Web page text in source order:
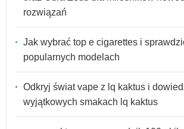
rozwiązań
Jak wybrać top e cigarettes i
popularnych modelach
Odkryj świat vape z lq kaktus i
wyjątkowych smakach lq kaktus